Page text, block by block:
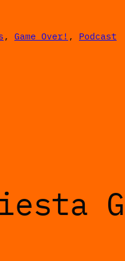
, Game Over! , Podcast